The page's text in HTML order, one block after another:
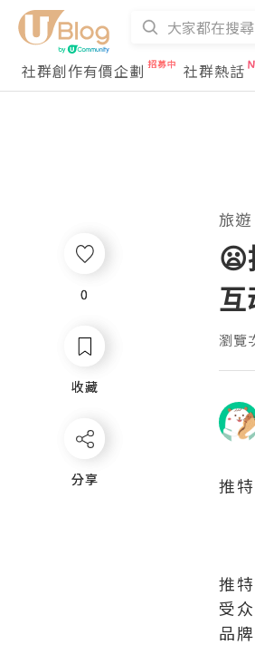
社群創作有價企劃
社群熱話
0
收藏
分享
旅遊
互
瀏覽
推
推
受
品
0
收藏
分享